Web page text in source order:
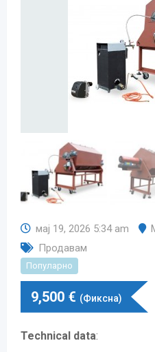
мај 19, 2026 5:34 am
Продавам
Популарно
9,500 € (Фиксна)
Technical data: